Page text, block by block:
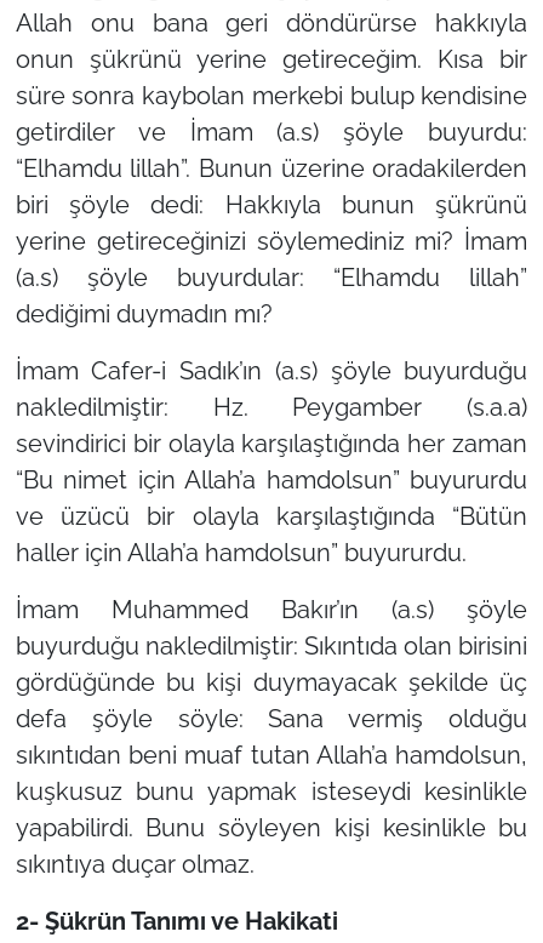
Allah onu bana geri döndürürse hakkıyla
onun şükrünü yerine getireceğim. Kısa bir
süre sonra kaybolan merkebi bulup kendisine
getirdiler ve İmam (a.s) şöyle buyurdu:
“Elhamdu lillah”. Bunun üzerine oradakilerden
biri şöyle dedi: Hakkıyla bunun şükrünü
yerine getireceğinizi söylemediniz mi? İmam
(a.s) şöyle buyurdular: “Elhamdu lillah”
dediğimi duymadın mı?
İmam Cafer-i Sadık’ın (a.s) şöyle buyurduğu
nakledilmiştir: Hz. Peygamber (s.a.a)
sevindirici bir olayla karşılaştığında her zaman
“Bu nimet için Allah’a hamdolsun” buyururdu
ve üzücü bir olayla karşılaştığında “Bütün
haller için Allah’a hamdolsun” buyururdu.
İmam Muhammed Bakır’ın (a.s) şöyle
buyurduğu nakledilmiştir: Sıkıntıda olan birisini
gördüğünde bu kişi duymayacak şekilde üç
defa şöyle söyle: Sana vermiş olduğu
sıkıntıdan beni muaf tutan Allah’a hamdolsun,
kuşkusuz bunu yapmak isteseydi kesinlikle
yapabilirdi. Bunu söyleyen kişi kesinlikle bu
sıkıntıya duçar olmaz.
2- Şükrün Tanımı ve Hakikati